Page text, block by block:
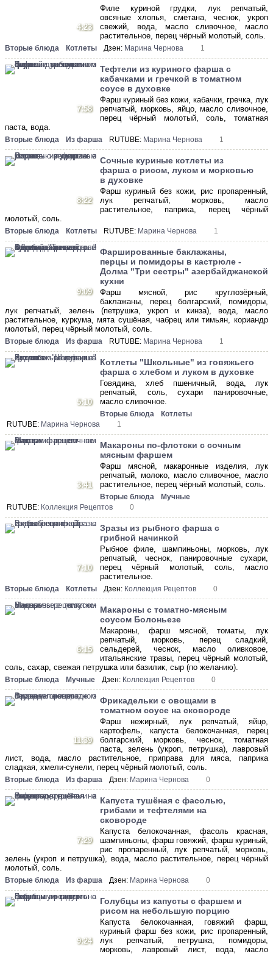
4:23
Филе куриной грудки, лук репчатый,
овсяные хлопья, сметана, чеснок, укроп
свежий, вода, масло сливочное, масло
растительное, перец чёрный молотый, соль.
Вторые блюда Котлеты Дзен: Марина Чернова 1
7:58
Тефтели из куриного фарша с
кабачками и гречкой в томатном
соусе в духовке
Фарш куриный без кожи, кабачки, гречка, лук
репчатый, морковь, яйцо, масло сливочное,
перец чёрный молотый, соль, томатная
паста, вода.
Вторые блюда Из фарша RUTUBE: Марина Чернова 1
8:22
Сочные куриные котлеты из
фарша с рисом, луком и морковью
в духовке
Фарш куриный без кожи, рис пропаренный,
лук репчатый, морковь, масло
растительное, паприка, перец чёрный
молотый, соль.
Вторые блюда Котлеты RUTUBE: Марина Чернова 1
9:09
Фаршированные баклажаны,
перцы и помидоры в кастрюле -
Долма "Три сестры" азербайджанской
кухни
Фарш мясной, рис круглозёрный,
баклажаны, перец болгарский, помидоры,
лук репчатый, зелень (петрушка, укроп и кинза), вода, масло
растительное, куркума, мята сушёная, чабрец или тимьян, кориандр
молотый, перец чёрный молотый, соль.
Вторые блюда Из фарша RUTUBE: Марина Чернова 1
5:10
Котлеты "Школьные" из говяжьего
фарша с хлебом и луком в духовке
Говядина, хлеб пшеничный, вода, лук
репчатый, соль, сухари панировочные,
масло сливочное.
Вторые блюда
Котлеты
RUTUBE: Марина Чернова 1
3:41
Макароны по-флотски с сочным
мясным фаршем
Фарш мясной, макаронные изделия, лук
репчатый, молоко, масло сливочное, масло
растительное, перец чёрный молотый, соль.
Вторые блюда
Мучные
RUTUBE: Коллекция Рецептов 0
7:10
Зразы из рыбного фарша с
грибной начинкой
Рыбное филе, шампиньоны, морковь, лук
репчатый, чеснок, панировочные сухари,
перец чёрный молотый, соль, масло
растительное.
Вторые блюда Котлеты Дзен: Коллекция Рецептов 0
6:15
Макароны с томатно-мясным
соусом Болоньезе
Макароны, фарш мясной, томаты, лук
репчатый, морковь, перец сладкий,
сельдерей, чеснок, масло оливковое,
итальянские травы, перец чёрный молотый,
соль, сахар, свежая петрушка или базилик, сыр (по желанию).
Вторые блюда Мучные Дзен: Коллекция Рецептов 0
11:39
Фрикадельки с овощами в
томатном соусе на сковороде
Фарш нежирный, лук репчатый, яйцо,
картофель, капуста белокочанная, перец
болгарский, морковь, чеснок, томатная
паста, зелень (укроп, петрушка), лавровый
лист, вода, масло растительное, приправа для мяса, паприка
сладкая, хмели-сунели, перец чёрный молотый, соль.
Вторые блюда Из фарша Дзен: Марина Чернова 0
7:29
Капуста тушёная с фасолью,
грибами и тефтелями на
сковороде
Капуста белокочанная, фасоль красная,
шампиньоны, фарш говяжий, фарш куриный,
рис пропаренный, лук репчатый, морковь,
зелень (укроп и петрушка), вода, масло растительное, перец чёрный
молотый, соль.
Вторые блюда Из фарша Дзен: Марина Чернова 0
9:24
Голубцы из капусты с фаршем и
рисом на небольшую порцию
Капуста белокочанная, говяжий фарш,
куриный фарш без кожи, рис пропаренный,
лук репчатый, петрушка, помидоры,
морковь, лавровый лист, вода, масло